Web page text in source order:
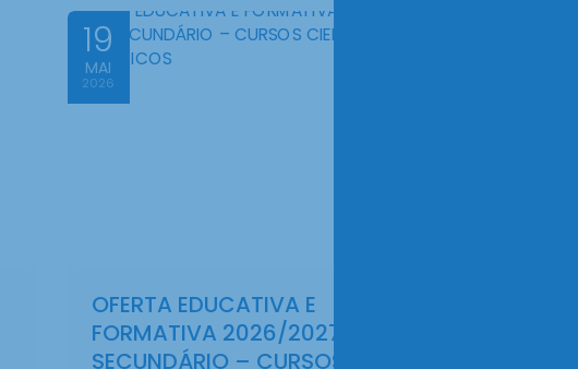
19
MAI
2026
OFERTA EDUCATIVA E
FORMATIVA 2026/2027 ENSINO
SECUNDÁRIO – CURSOS